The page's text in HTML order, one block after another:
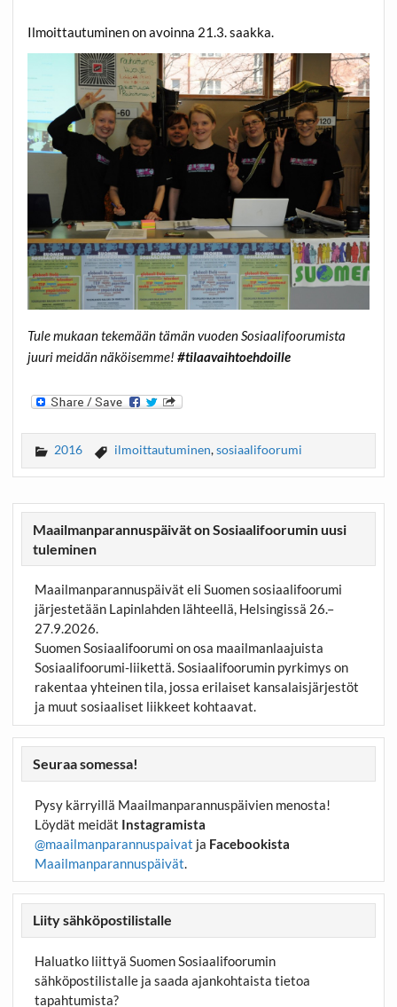
Ilmoittautuminen on avoinna 21.3. saakka.
Tule mukaan tekemään tämän vuoden Sosiaalifoorumista
juuri meidän näköisemme!#tilaavaihtoehdoille
2016 ilmoittautuminen,sosiaalifoorumi
Maailmanparannuspäivät on Sosiaalifoorumin uusi
tuleminen
Maailmanparannuspäivät eli Suomen sosiaalifoorumi
järjestetään Lapinlahden lähteellä, Helsingissä 26.–
27.9.2026.
Suomen Sosiaalifoorumi on osa maailmanlaajuista
Sosiaalifoorumi-liikettä. Sosiaalifoorumin pyrkimys on
rakentaa yhteinen tila, jossa erilaiset kansalaisjärjestöt
ja muut sosiaaliset liikkeet kohtaavat.
Seuraa somessa!
Pysy kärryillä Maailmanparannuspäivien menosta!
Löydät meidät Instagramista
@maailmanparannuspaivat ja Facebookista
Maailmanparannuspäivät.
Liity sähköpostilistalle
Haluatko liittyä Suomen Sosiaalifoorumin
sähköpostilistalle ja saada ajankohtaista tietoa
tapahtumista?